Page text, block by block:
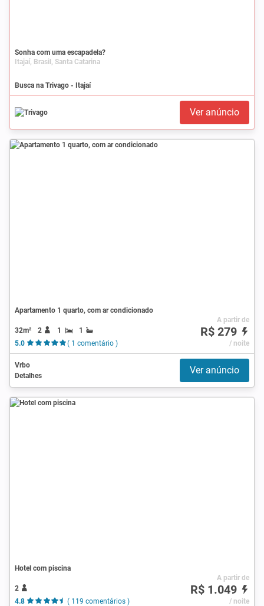
Sonha com uma escapadela?
Itajaí, Brasil, Santa Catarina
Busca na Trivago - Itajaí
Ver anúncio
Apartamento 1 quarto, com ar condicionado
32m² 2 1
1
5.0
( 1 comentário )
A partir de
R$ 279
/ noite
Vrbo
Detalhes
Ver anúncio
Hotel com piscina
2
4.8
( 119 comentários )
A partir de
R$ 1.049
/ noite